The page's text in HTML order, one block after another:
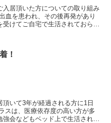
居頂いた方についての取り組み
血を患われ、その後再発があり
けてご自宅で生活されておられ
！
いて3年が経過される方に1日
スは、医療依存度の高い方が多
会などもベッド上で生活されて